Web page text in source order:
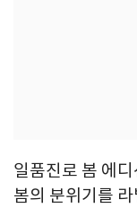
일품진로 봄 에
봄의 분위기를